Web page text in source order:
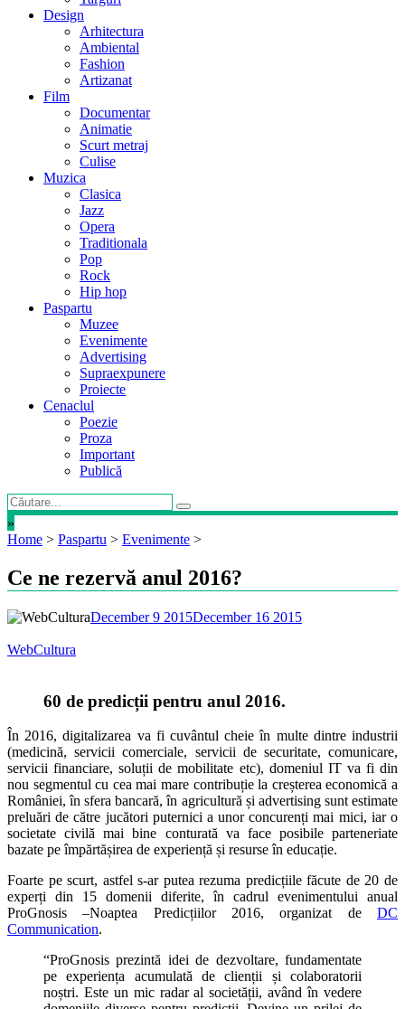
Design
Arhitectura
Ambiental
Fashion
Artizanat
Film
Documentar
Animatie
Scurt metraj
Culise
Muzica
Clasica
Jazz
Opera
Traditionala
Pop
Rock
Hip hop
Paspartu
Muzee
Evenimente
Advertising
Supraexpunere
Proiecte
Cenaclul
Poezie
Proza
Important
Publică
»
Home > Paspartu > Evenimente >
Ce ne rezervă anul 2016?
December 9 2015December 16 2015
WebCultura
60 de predicții pentru anul 2016.
În 2016, digitalizarea va fi cuvântul cheie în multe dintre industrii
(medicină, servicii comerciale, servicii de securitate, comunicare,
servicii financiare, soluții de mobilitate etc), domeniul IT va fi din
nou segmentul cu cea mai mare contribuție la creșterea economică a
României, în sfera bancară, în agricultură și advertising sunt estimate
preluări de către jucători puternici a unor concurenți mai mici, iar o
societate civilă mai bine conturată va face posibile parteneriate
bazate pe împărtășirea de experiență și resurse în educație.
Foarte pe scurt, astfel s-ar putea rezuma predicțiile făcute de 20 de
experți din 15 domenii diferite, în cadrul evenimentului anual
ProGnosis –Noaptea Predicțiilor 2016, organizat de DC
Communication.
“ProGnosis prezintă idei de dezvoltare, fundamentate
pe experiența acumulată de clienții și colaboratorii
noștri. Este un mic radar al societății, având în vedere